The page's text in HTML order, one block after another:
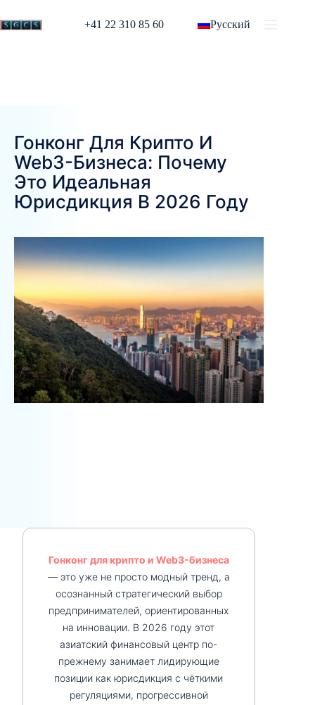
+41 22 310 85 60 Русский
Гонконг Для Крипто И
Web3-Бизнеса: Почему
Это Идеальная
Юрисдикция В 2026 Году
Гонконг для крипто и Web3-бизнеса
— это уже не просто модный тренд, а
осознанный стратегический выбор
предпринимателей, ориентированных
на инновации. В 2026 году этот
азиатский финансовый центр по-
прежнему занимает лидирующие
позиции как юрисдикция с чёткими
регуляциями, прогрессивной